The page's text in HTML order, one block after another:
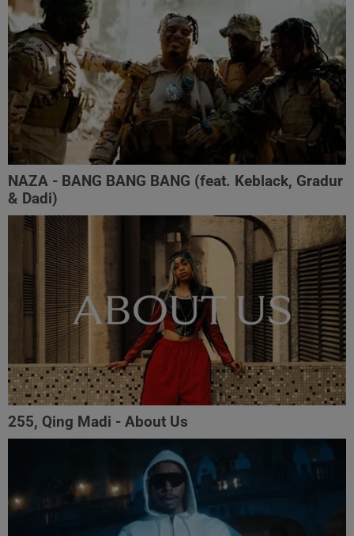
NAZA - BANG BANG BANG (feat. Keblack, Gradur
& Dadi)
255, Qing Madi - About Us